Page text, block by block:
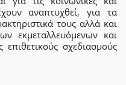
αναπτυχθεί, για τα
τους αλλά και
εκμεταλλευόμενων και
σχεδιασμούς